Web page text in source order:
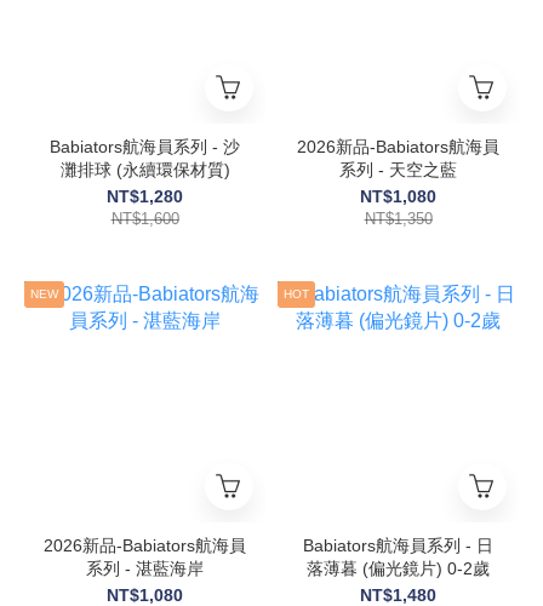
Babiators航海員系列 - 沙
灘排球 (永續環保材質)
NT$1,280
NT$1,600
2026新品-Babiators航海員
系列 - 天空之藍
NT$1,080
NT$1,350
NEW
2026新品-Babiators航海員
系列 - 湛藍海岸
NT$1,080
HOT
Babiators航海員系列 - ⽇
落薄暮 (偏光鏡片) 0-2歲
NT$1,480